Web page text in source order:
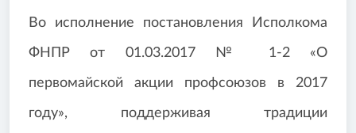
Во исполнение постановления Исполкома
ФНПР от 01.03.2017 № 1-2 «О
первомайской акции профсоюзов в 2017
году», поддерживая традиции